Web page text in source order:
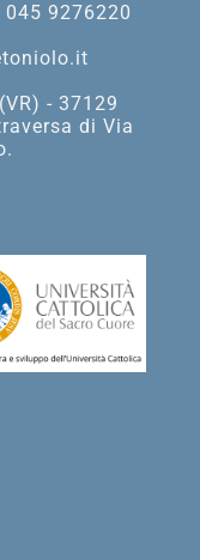
9276220
- 37129
di Via